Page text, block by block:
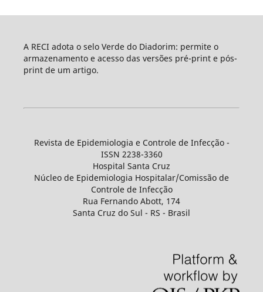
A RECI adota o selo Verde do Diadorim: permite o
armazenamento e acesso das versões pré-print e pós-
print de um artigo.
Revista de Epidemiologia e Controle de Infecção -
ISSN 2238-3360
Hospital Santa Cruz
Núcleo de Epidemiologia Hospitalar/Comissão de
Controle de Infecção
Rua Fernando Abott, 174
Santa Cruz do Sul - RS - Brasil